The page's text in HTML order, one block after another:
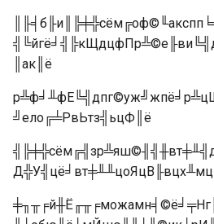
║ак║ё
╝ело╔╧РвЬтз╣ьцФ║ё